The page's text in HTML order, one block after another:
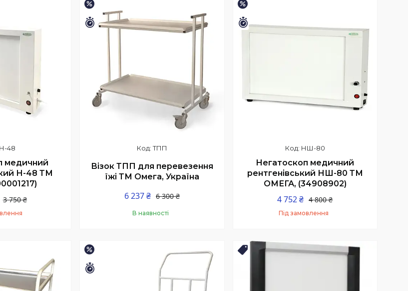
Н-48
медичний
Н-48 ТМ
3 750 ₴
Залишилось 34 дні
ТПП
Візок ТПП для перевезення
їжі ТМ Омега, Україна
6 300 ₴
6 237 ₴
В наявності
Залишилось 30 днів
НШ-80
Негатоскоп медичний
рентгенівський НШ-80 ТМ
ОМЕГА, (34908902)
4 800 ₴
4 752 ₴
Під замовлення
Купити
АКЦИЯ